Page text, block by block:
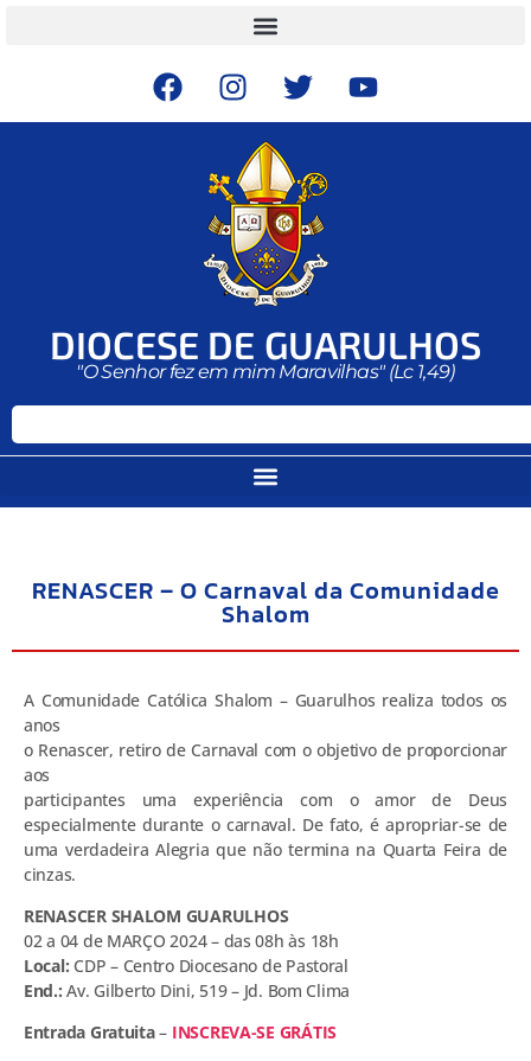
DIOCESE DE GUARULHOS
"O Senhor fez em mim Maravilhas" (Lc 1,49)
RENASCER – O Carnaval da Comunidade
Shalom
A Comunidade Católica Shalom – Guarulhos realiza todos os
anos
o Renascer, retiro de Carnaval com o objetivo de proporcionar
aos
participantes uma experiência com o amor de Deus
especialmente durante o carnaval. De fato, é apropriar-se de
uma verdadeira Alegria que não termina na Quarta Feira de
cinzas.
RENASCER SHALOM GUARULHOS
02 a 04 de MARÇO 2024 – das 08h às 18h
Local: CDP – Centro Diocesano de Pastoral
End.: Av. Gilberto Dini, 519 – Jd. Bom Clima
Entrada Gratuita– INSCREVA-SE GRÁTIS